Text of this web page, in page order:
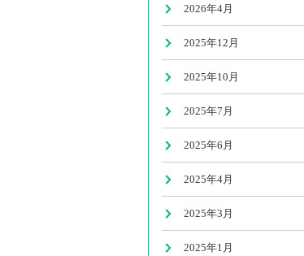
2026年4月
2025年12月
2025年10月
2025年7月
2025年6月
2025年4月
2025年3月
2025年1月